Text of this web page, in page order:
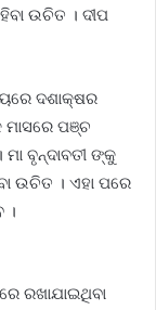
ଉଚିତ । ଦୀପ
ଦଶାକ୍ଷର
ମାସରେ ପଞ୍ଚ
ବୃନ୍ଦାବତୀ ଙ୍କୁ
ଉଚିତ । ଏହା ପରେ
।
ରଖାଯାଇଥିବା